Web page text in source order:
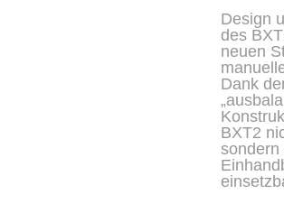
Design
des
neuen
Dank
BXT2
sondern